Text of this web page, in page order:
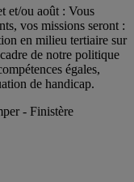
et/ou août : Vous
vos missions seront :
en milieu tertiaire sur
de notre politique
égales,
de handicap.
- Finistère